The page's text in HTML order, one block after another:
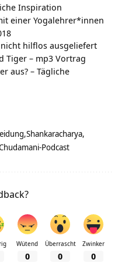
Inspiration
einer Yogalehrer*innen
hilflos ausgeliefert
Tiger – mp3 Vortrag
aus? – Tägliche
Shankaracharya
Podcast
Wütend
0
Überrascht
0
Zwinker
0